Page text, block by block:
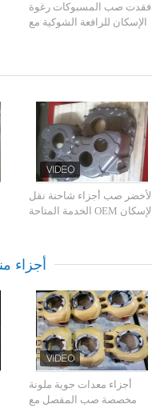
فقدت صب المسبوكات رغوة
الإسكان للرافعة الشوكية مع
الأخضر صب أجزاء شاحنة نقل
الإسكان OEM الخدمة المتاحة
أجزاء
أجزاء معدات جوية ملونة
مخصصة صب المفصل مع